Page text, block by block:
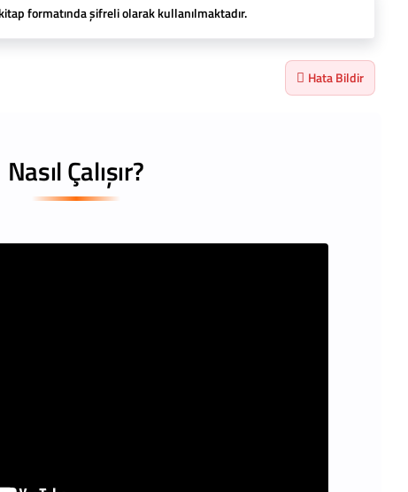
formatında şifreli olarak kullanılmaktadır.
Hata Bildir
Nasıl Çalışır?